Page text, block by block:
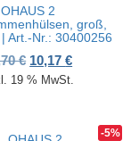
€
€.
OHAUS 2
groß,
Art.-Nr.: 30400256
€ Ursprünglicher
10,17€Aktueller
19 % MwSt.
-5%